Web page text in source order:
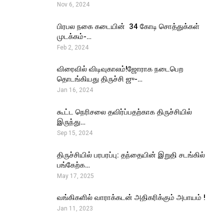
Nov 6, 2024
பிரபல நகை கடையின் ₹ 34 கோடி சொத்துக்கள்
முடக்கம்-…
Feb 2, 2024
விரைவில் விடிவுகாலம்!ஜோராக நடைபெற
தொடங்கியது திருச்சி ஜு-…
Jan 16, 2024
கூட்ட நெரிசலை தவிர்ப்பதற்காக திருச்சியில்
இருந்து…
Sep 15, 2024
திருச்சியில் பரபரப்பு: தந்தையின் இறுதி சடங்கில்
பங்கேற்க…
May 17, 2025
வங்கிகளில் வாராக்கடன் அதிகரிக்கும் அபாயம் !
Jan 11, 2023